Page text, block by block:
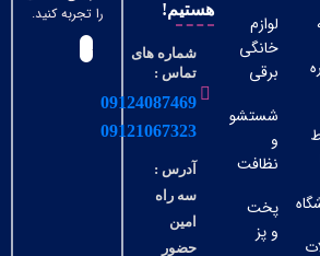
لوازم
خانگی
برقی
شستشو
و
نظافت
پخت
و پز
هستیم!
شماره های
تماس :
09124087469
09121067323
آدرس :
سه راه
امین
حضور
را تجربه کنید.